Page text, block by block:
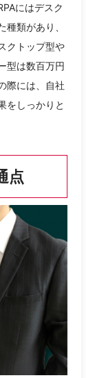
にはデスク
種類があり、
クトップ型や
型は数百万円
際には、自社
をしっかりと
点